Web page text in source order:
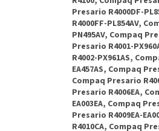
Presario R4000DF-
R4000FF-PL854AV,
PN495AV, Compaq
Presario R4001-
R4002-PX961AS,
EA457AS, Compaq
Compaq Presario
Presario R4006EA,
EA003EA, Compaq
Presario R4009EA-
R4010CA, Compaq